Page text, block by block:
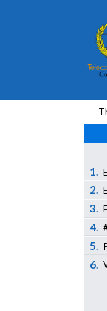
1.
2.
3.
4.
5.
6.